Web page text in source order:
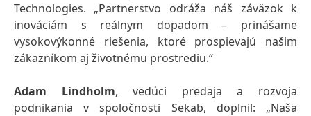
Technologies. „Partnerstvo odráža náš záväzok k
inováciám s reálnym dopadom – prinášame
vysokovýkonné riešenia, ktoré prospievajú našim
zákazníkom aj životnému prostrediu.“
Adam Lindholm, vedúci predaja a rozvoja
podnikania v spoločnosti Sekab, doplnil: „Naša